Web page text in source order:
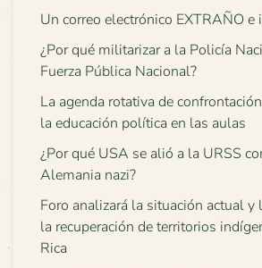
Un correo electrónico EXTRAÑO e
¿Por qué militarizar a la Policía
Fuerza Pública Nacional?
La agenda rotativa de
la educación política en las aulas
¿Por qué USA se alió a la URSS
Alemania nazi?
Foro analizará la situación actual y
la recuperación de territorios
Rica